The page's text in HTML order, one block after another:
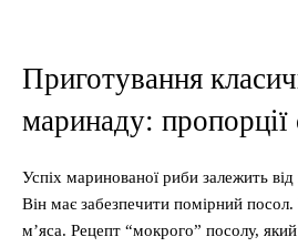
Приготування
маринаду: пропорції
Успіх маринованої риби залежить
Він має забезпечити помірний
м’яса. Рецепт “мокрого” посолу,